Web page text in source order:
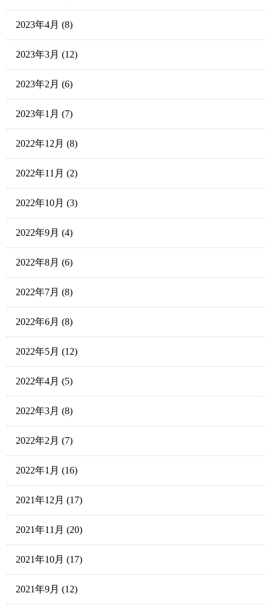
2023年4月 (8)
2023年3月 (12)
2023年2月 (6)
2023年1月 (7)
2022年12月 (8)
2022年11月 (2)
2022年10月 (3)
2022年9月 (4)
2022年8月 (6)
2022年7月 (8)
2022年6月 (8)
2022年5月 (12)
2022年4月 (5)
2022年3月 (8)
2022年2月 (7)
2022年1月 (16)
2021年12月 (17)
2021年11月 (20)
2021年10月 (17)
2021年9月 (12)